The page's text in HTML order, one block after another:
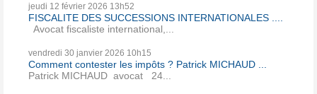
jeudi 12 février 2026 13h52
FISCALITE DES SUCCESSIONS INTERNATIONALES ....
Avocat fiscaliste international,...
vendredi 30 janvier 2026 10h15
Comment contester les impôts ? Patrick MICHAUD ...
Patrick MICHAUD avocat 24...